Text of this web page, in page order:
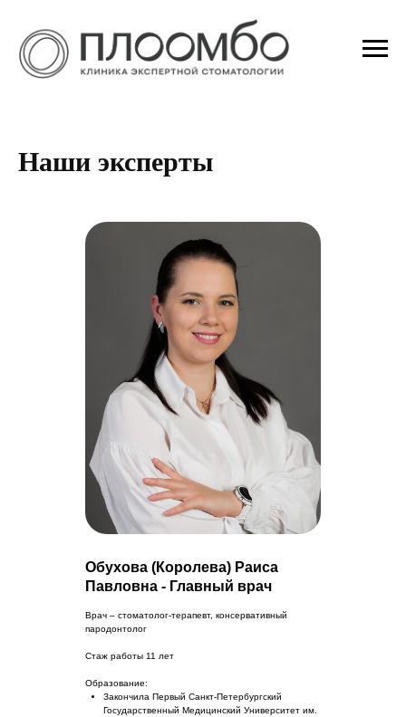
Наши эксперты
Обухова (Королева) Раиса
Павловна - Главный врач
Врач – стоматолог-терапевт, консервативный
пародонтолог
Стаж работы 11 лет
Образование:
Закончила Первый Санкт-Петербургский
Государственный Медицинский Университет им.